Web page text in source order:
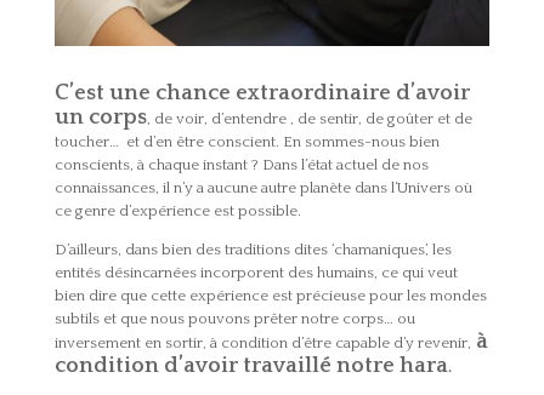
C’est une chance extraordinaire d’avoir
un corps, de voir, d’entendre , de sentir, de goûter et de
toucher… et d’en être conscient. En sommes-nous bien
conscients, à chaque instant ? Dans l’état actuel de nos
connaissances, il n’y a aucune autre planète dans l’Univers où
ce genre d’expérience est possible.
D’ailleurs, dans bien des traditions dites ‘chamaniques’, les
entités désincarnées incorporent des humains, ce qui veut
bien dire que cette expérience est précieuse pour les mondes
subtils et que nous pouvons prêter notre corps… ou
inversement en sortir, à condition d’être capable d’y revenir, à
condition d’avoir travaillé notre hara.